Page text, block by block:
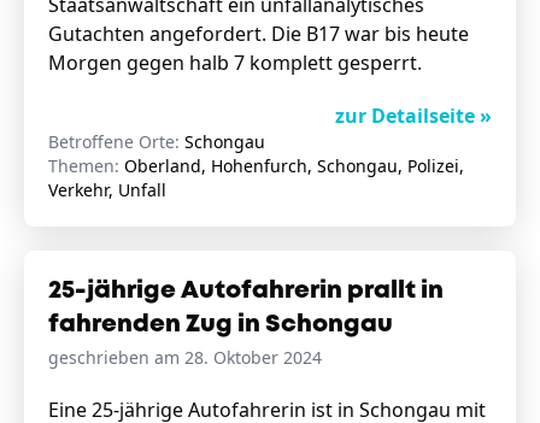
Gutachten angefordert. Die B17 war bis heute
Morgen gegen halb 7 komplett gesperrt.
zur Detailseite »
Betroffene Orte: Schongau
Themen: Oberland, Hohenfurch, Schongau, Polizei,
Verkehr, Unfall
25-jährige Autofahrerin prallt in
fahrenden Zug in Schongau
geschrieben am 28. Oktober 2024
Eine 25-jährige Autofahrerin ist in Schongau mit